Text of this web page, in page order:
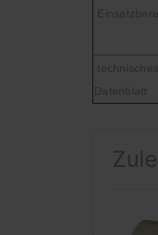
technisches
Datenblatt